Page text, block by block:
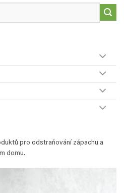
pro odstraňování zápachu a
domu.